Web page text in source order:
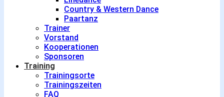
Country & Western Dance
Paartanz
Trainer
Vorstand
Kooperationen
Sponsoren
Training
Trainingsorte
Trainingszeiten
FAQ